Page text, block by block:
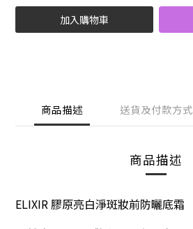
加入購物車
商品描述 送貨及付款方式
商品描述
ELIXIR 膠原亮白淨斑妝前防曬底霜